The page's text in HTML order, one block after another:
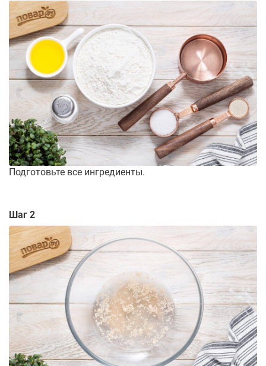
Подготовьте все ингредиенты.
Шаг 2